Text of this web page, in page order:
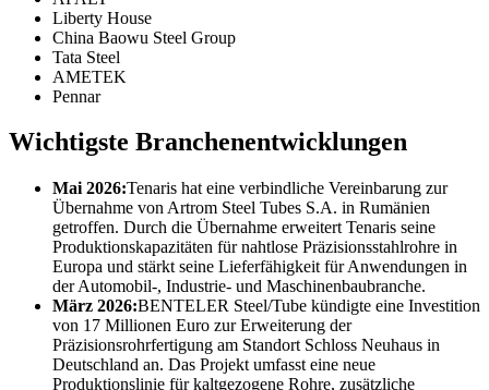
Liberty House
China Baowu Steel Group
Tata Steel
AMETEK
Pennar
Wichtigste Branchenentwicklungen
Mai 2026:Tenaris hat eine verbindliche Vereinbarung zur
Übernahme von Artrom Steel Tubes S.A. in Rumänien
getroffen. Durch die Übernahme erweitert Tenaris seine
Produktionskapazitäten für nahtlose Präzisionsstahlrohre in
Europa und stärkt seine Lieferfähigkeit für Anwendungen in
der Automobil-, Industrie- und Maschinenbaubranche.
März 2026:BENTELER Steel/Tube kündigte eine Investition
von 17 Millionen Euro zur Erweiterung der
Präzisionsrohrfertigung am Standort Schloss Neuhaus in
Deutschland an. Das Projekt umfasst eine neue
Produktionslinie für kaltgezogene Rohre, zusätzliche